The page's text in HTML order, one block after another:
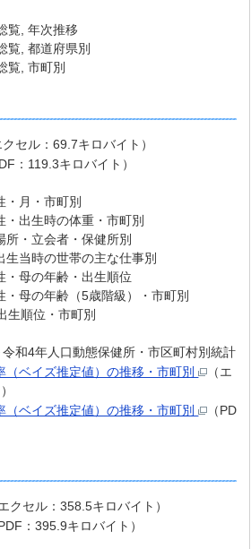
, 年次推移
都道府県別
, 市町別
クセル：69.7キロバイト）
：119.3キロバイト）
・市町別
生時の体重・市町別
立会者・保健所別
時の世帯の主な仕事別
の年齢・出生順位
の年齢（5歳階級）・市町別
位・市町別
4年人口動態保健所・市区町村別統計
（ベイズ推定値）の推移・市町別
（エ
（ベイズ推定値）の推移・市町別
（PD
エクセル：358.5キロバイト）
PDF：395.9キロバイト）